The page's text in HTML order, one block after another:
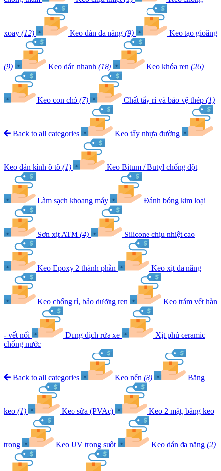
xoay (12) Keo dán đa năng (9) Keo tạo gioăng
(9) Keo dán nhanh (18) Keo khóa ren (26)
Keo con chó (7) Chất tẩy rỉ và bảo vệ thép (1)
Back to all categories Keo tẩy nhựa đường
Keo dán kính ô tô (1) Keo Bitum / Butyl chống dột
Làm sạch khoang máy Đánh bóng kim loại
Sơn xịt ATM (4) Silicone chịu nhiệt cao
Keo Epoxy 2 thành phần Keo xịt đa năng
Keo chống rỉ, bảo dưỡng ren Keo trám vết hàn
- vết nối Dung dịch rửa xe
Xịt phủ ceramic
chống nước
Back to all categories Keo nến (8) Băng
keo (1) Keo sữa (PVAc) Keo 2 mặt, băng keo
trong Keo UV trong suốt Keo dán đa năng (2)